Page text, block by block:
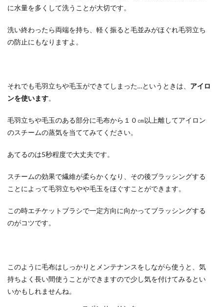
に水量を多くして洗うことが大切です。
洗い終わったら両端を持ち、軽く振ると毛並みがほぐれ毛羽立ち
の防止にもなりますよ。
それでも毛羽立ちや毛玉ができてしまった…というときは、 アイロ
ンを使います。
毛羽立ちや毛玉のある部分に毛布から１０㎝以上離してアイロン
のスチームの蒸気を当ててみてください。
あてるのは5秒程度で大丈夫です。
スチームの効果で繊維が柔らかくなり、その後ブラッシングする
ことによって毛羽立ちやや毛玉をほぐすことができます。
この時エチケットブラシで一定方向に向かってブラッシングする
のがコツです。
このように毛布はしっかりとメンテナンスをしながら使うと、気
持ちよく長い間使うことができますので少し気を付けてみるとい
いかもしれませんね。